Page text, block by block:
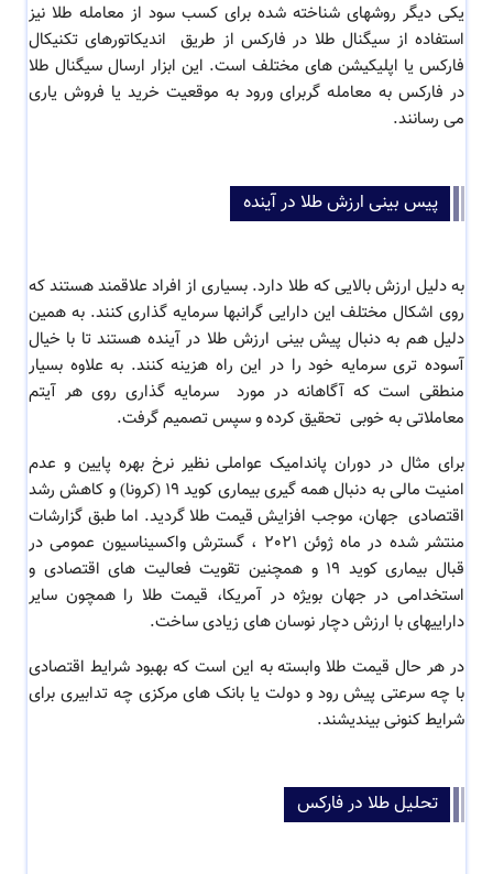
یکی دیگر روشهای شناخته شده برای کسب سود از معامله طلا نیز
استفاده از سیگنال طلا در فارکس از طریق اندیکاتورهای تکنیکال
فارکس یا اپلیکیشن های مختلف است. این ابزار ارسال سیگنال طلا
در فارکس به معامله گربرای ورود به موقعیت خرید یا فروش یاری
می رسانند.
پیس بینی ارزش طلا در آینده
به دلیل ارزش بالایی که طلا دارد. بسیاری از افراد علاقمند هستند که
روی اشکال مختلف این دارایی گرانبها سرمایه گذاری کنند. به همین
دلیل هم به دنبال پیش بینی ارزش طلا در آینده هستند تا با خیال
آسوده تری سرمایه خود را در این راه هزینه کنند. به علاوه بسیار
منطقی است که آگاهانه در مورد سرمایه گذاری روی هر آیتم
معاملاتی به خوبی تحقیق کرده و سپس تصمیم گرفت.
برای مثال در دوران پاندامیک عواملی نظیر نرخ بهره پایین و عدم
امنیت مالی به دنبال همه گیری بیماری کوید 19 (کرونا) و کاهش رشد
اقتصادی جهان، موجب افزایش قیمت طلا گردید. اما طبق گزارشات
منتشر شده در ماه ژوئن 2021 ، گسترش واکسیناسیون عمومی در
قبال بیماری کوید 19 و همچنین تقویت فعالیت های اقتصادی و
استخدامی در جهان بویژه در آمریکا، قیمت طلا را همچون سایر
داراییهای با ارزش دچار نوسان های زیادی ساخت.
در هر حال قیمت طلا وابسته به این است که بهبود شرایط اقتصادی
با چه سرعتی پیش رود و دولت یا بانک های مرکزی چه تدابیری برای
شرایط کنونی بیندیشند.
تحلیل طلا در فارکس